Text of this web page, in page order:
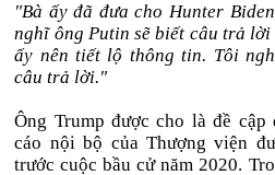
"Bà ấy đã đưa cho Hunter
nghĩ ông Putin sẽ biết câu trả
ấy nên tiết lộ thông tin. Tôi
câu trả lời."
Ông Trump được cho là đề
cáo nội bộ của Thượng viện
trước cuộc bầu cử năm 2020.